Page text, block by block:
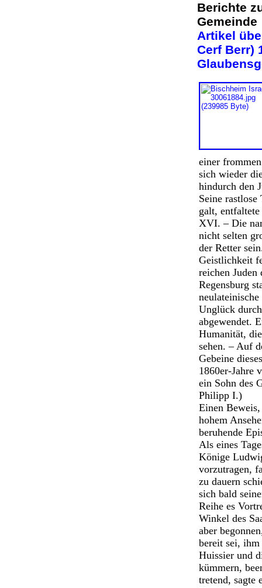
Berichte
Gemeind
Artikel
Cerf Berr)
einer
sich wieder
hindurch den
Seine rastlose
galt,
XVI. – Die
nicht selten
der Retter
Geistlichkeit
reichen Juden
Regensburg
Unglück
abgewendet.
Humanität,
sehen. – Auf
Gebeine
1860er-Jahre
ein Sohn des
Philipp I.)
Einen
hohem
beruhende
Als eines
Könige
vorzutragen,
zu dauern
sich bald
Reihe es
Winkel des
aber
bereit sei, ihm
Huissier und
kümmern,
tretend, sagte